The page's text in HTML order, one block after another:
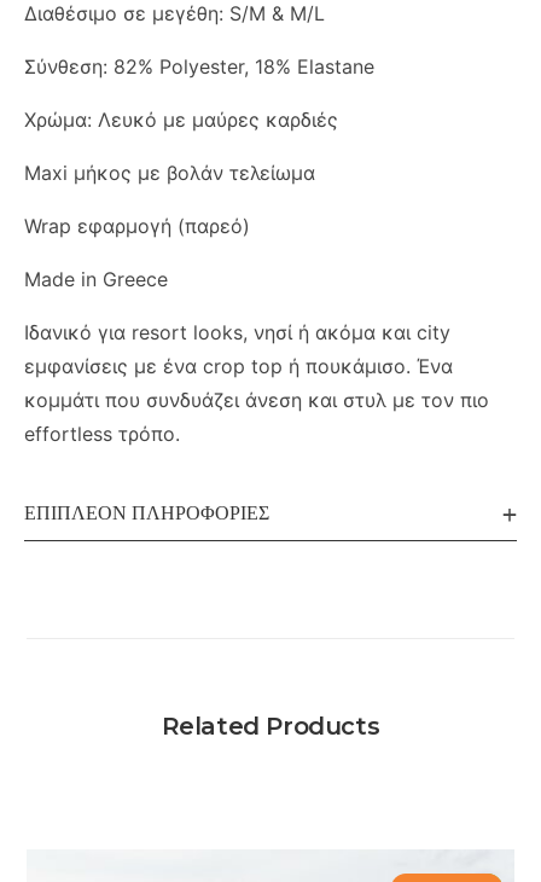
Διαθέσιμο σε μεγέθη: S/M & M/L
Σύνθεση: 82% Polyester, 18% Elastane
Χρώμα: Λευκό με μαύρες καρδιές
Maxi μήκος με βολάν τελείωμα
Wrap εφαρμογή (παρεό)
Made in Greece
Ιδανικό για resort looks, νησί ή ακόμα και city
εμφανίσεις με ένα crop top ή πουκάμισο. Ένα
κομμάτι που συνδυάζει άνεση και στυλ με τον πιο
effortless τρόπο.
ΕΠΙΠΛΈΟΝ ΠΛΗΡΟΦΟΡΊΕΣ
Related Products